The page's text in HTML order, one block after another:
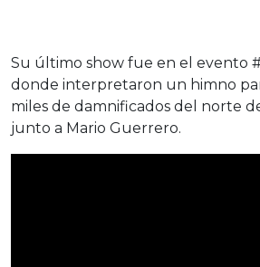
Su último show fue en el evento
donde interpretaron un himno
miles de damnificados del norte
junto a Mario Guerrero.